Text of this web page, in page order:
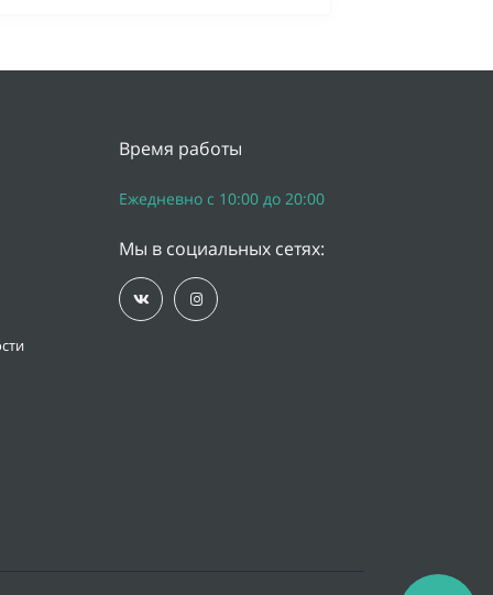
Время работы
Ежедневно с 10:00 до 20:00
Мы в социальных сетях: